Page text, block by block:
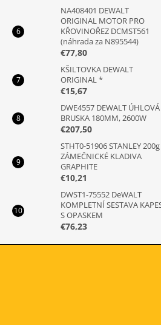
NA408401 DEWALT
ORIGINAL MOTOR PRO
KŘOVINOŘEZ DCMST561
(náhrada za N895544)
€77,80
KŠILTOVKA DEWALT
ORIGINAL *
€15,67
DWE4557 DEWALT ÚHLOVÁ
BRUSKA 180MM, 2600W
€207,50
STHT0-51906 STANLEY 200g
ZÁMEČNICKÉ KLADIVA
GRAPHITE
€10,21
DWST1-75552 DeWALT
KOMPLETNÍ SESTAVA
S OPASKEM
€76,23
Z